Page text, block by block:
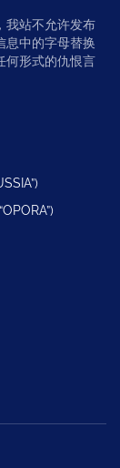
我站不允许发布
息中的字母替换
何形式的仇恨言